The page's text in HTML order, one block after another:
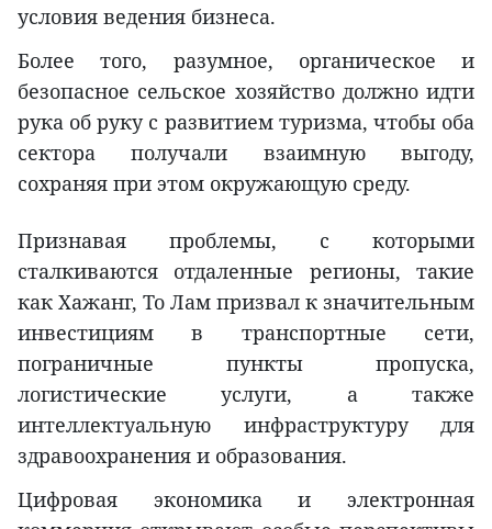
условия ведения бизнеса.
Более того, разумное, органическое и
безопасное сельское хозяйство должно идти
рука об руку с развитием туризма, чтобы оба
сектора получали взаимную выгоду,
сохраняя при этом окружающую среду.
Признавая проблемы, с которыми
сталкиваются отдаленные регионы, такие
как Хажанг, То Лам призвал к значительным
инвестициям в транспортные сети,
пограничные пункты пропуска,
логистические услуги, а также
интеллектуальную инфраструктуру для
здравоохранения и образования.
Цифровая экономика и электронная